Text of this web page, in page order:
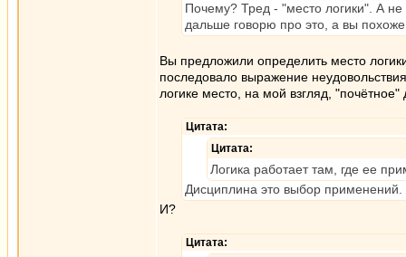
Почему? Тред - "место логики". А
дальше говорю про это, а вы
Вы предложили определить место
последовало выражение
логике место, на мой взгляд,
Цитата:
Цитата:
Логика работает там, где ее
Дисциплина это выбор применений.
И?
Цитата: